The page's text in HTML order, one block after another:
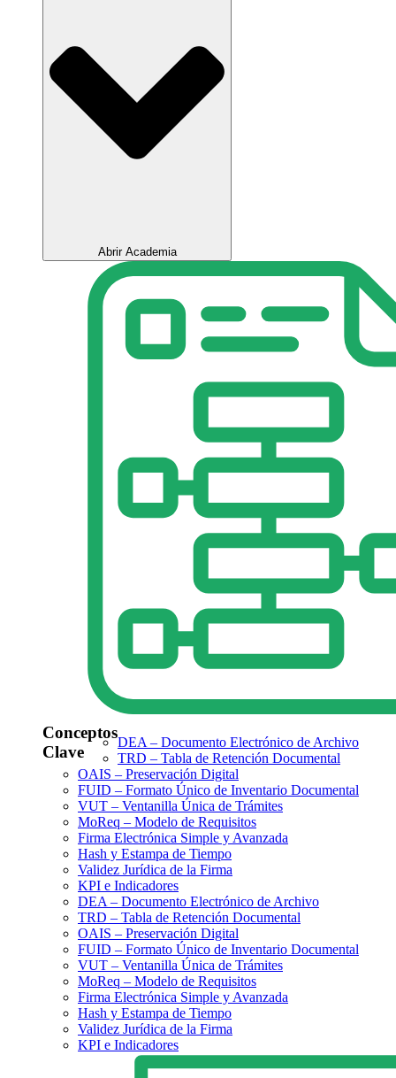
Abrir Academia
Conceptos
Clave
DEA – Documento Electrónico de Archivo
TRD – Tabla de Retención Documental
OAIS – Preservación Digital
FUID – Formato Único de Inventario Documental
VUT – Ventanilla Única de Trámites
MoReq – Modelo de Requisitos
Firma Electrónica Simple y Avanzada
Hash y Estampa de Tiempo
Validez Jurídica de la Firma
KPI e Indicadores
DEA – Documento Electrónico de Archivo
TRD – Tabla de Retención Documental
OAIS – Preservación Digital
FUID – Formato Único de Inventario Documental
VUT – Ventanilla Única de Trámites
MoReq – Modelo de Requisitos
Firma Electrónica Simple y Avanzada
Hash y Estampa de Tiempo
Validez Jurídica de la Firma
KPI e Indicadores